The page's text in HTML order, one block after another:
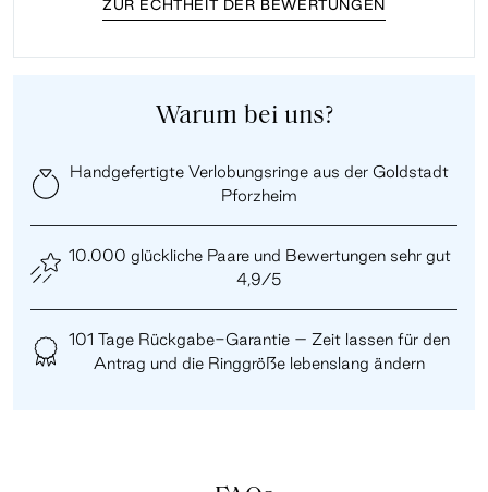
ZUR ECHTHEIT DER BEWERTUNGEN
Warum bei uns?
Handgefertigte Verlobungsringe aus der Goldstadt
Pforzheim
10.000 glückliche Paare und Bewertungen sehr gut
4,9/5
101 Tage Rückgabe-Garantie – Zeit lassen für den
Antrag und die Ringgröße lebenslang ändern